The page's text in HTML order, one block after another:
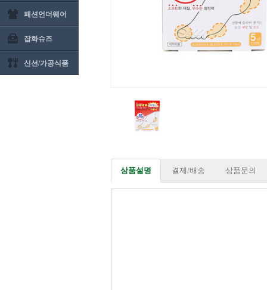
패션언더웨어
잡화슈즈
신선/가공식품
상품설명 결제/배송 상품문의